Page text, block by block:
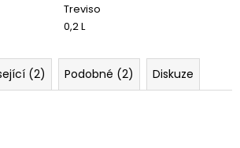
Treviso
0,2 L
(2) Podobné (2) Diskuze